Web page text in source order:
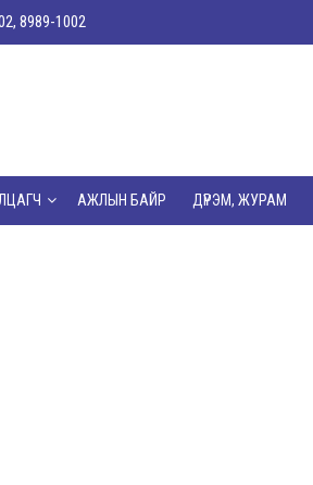
8989-1002
АЖЛЫН БАЙР ДҮРЭМ, ЖУРАМ